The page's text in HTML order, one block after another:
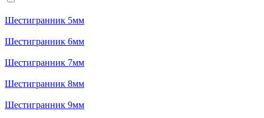
Шестигранник 5мм
Шестигранник 6мм
Шестигранник 7мм
Шестигранник 8мм
Шестигранник 9мм